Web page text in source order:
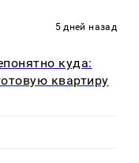
5 дней назад
куда:
квартиру